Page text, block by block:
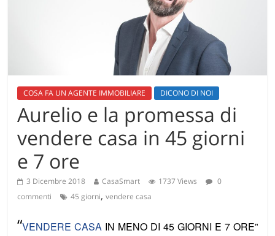
COSA FA UN AGENTE IMMOBILIARE DICONO DI NOI
Aurelio e la promessa di
vendere casa in 45 giorni
e 7 ore
3 Dicembre 2018 CasaSmart 1737 Views
0
commenti
45 giorni,vendere casa
“VENDERE CASA IN MENO DI 45 GIORNI E 7 ORE”